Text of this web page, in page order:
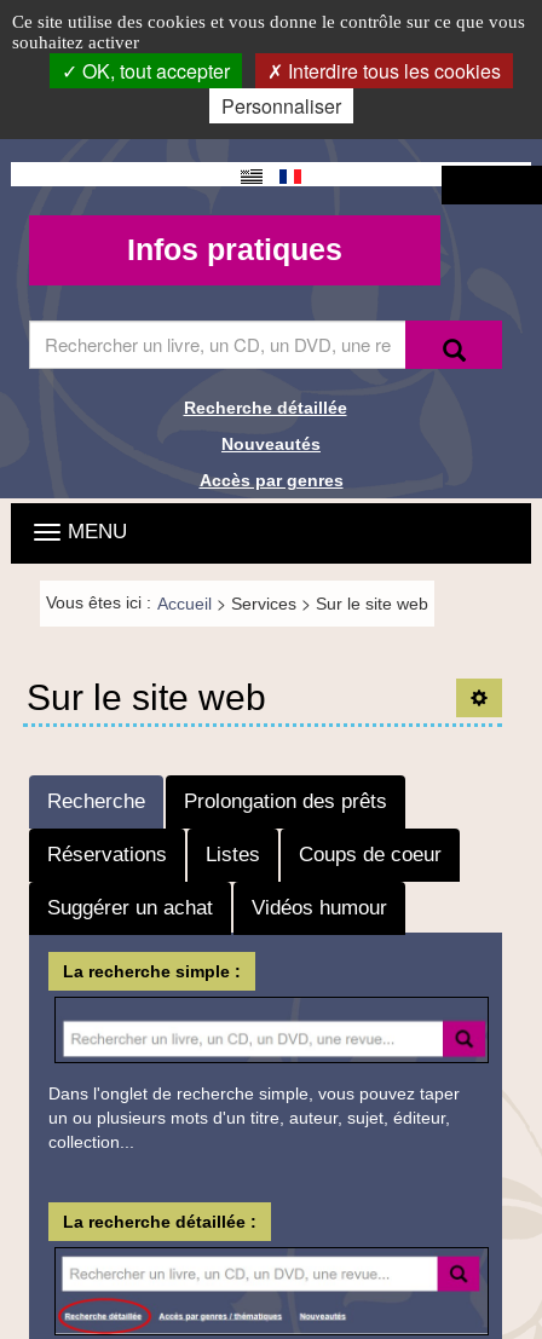
Panneau de gestion des cookies
Ce site utilise des cookies et vous donne le contrôle sur ce que vous
souhaitez activer
OK, tout accepter
Interdire tous les cookies
Personnaliser
Accéder
au
menu
principal
Accéder
au
contenu
Accéder
à
connexion
Prolongation
des
-
Page
Logo
top-
Changement
de langue
Mon
compte -
Infos
pratiques
Infos pratiques
Recherche
site
Recherche détaillée
Nouveautés
Accès par genres
Menu
principal
Ouvrir
la
navigation
Fil de
navigation-
FR
Vous êtes ici : Accueil > Services > Sur le site web
Sur le site web Ouvrir
Recherche Prolongation des prêts
Réservations Listes Coups de coeur
Suggérer un achat Vidéos humour
La recherche simple :
Dans l'onglet de recherche simple, vous pouvez taper
un ou plusieurs mots d'un titre, auteur, sujet, éditeur,
collection...
La recherche détaillée :